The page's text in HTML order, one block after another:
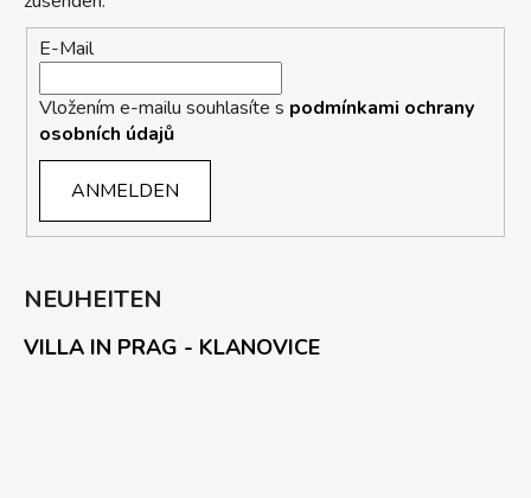
E-Mail
Vložením e-mailu souhlasíte s podmínkami ochrany
osobních údajů
ANMELDEN
NEUHEITEN
VILLA IN PRAG - KLANOVICE